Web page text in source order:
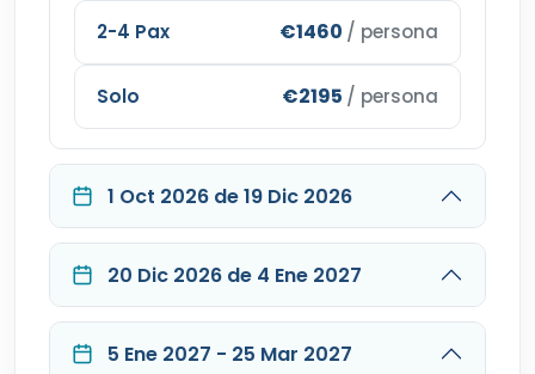
2-4 Pax €1460 / persona
Solo €2195 / persona
1 Oct 2026 de 19 Dic 2026
20 Dic 2026 de 4 Ene 2027
5 Ene 2027 - 25 Mar 2027